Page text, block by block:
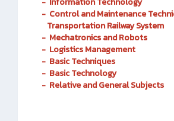
- Architectural Technology
- Information Technology
Control and Maintenance
Transportation Railway System
- Mechatronics and Robots
- Logistics Management
- Basic Techniques
- Basic Technology